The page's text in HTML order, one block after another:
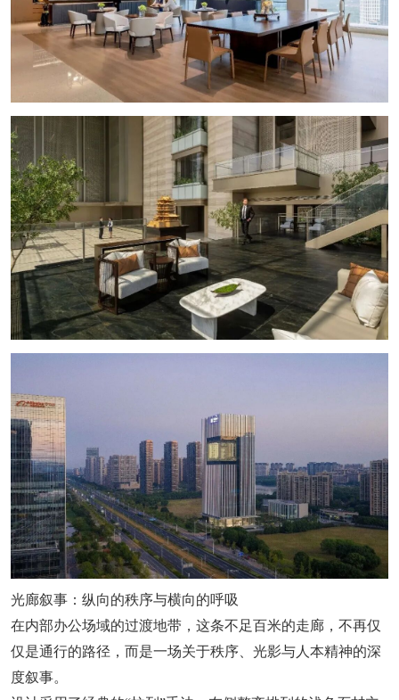
光廊叙事：纵向的秩序与横向的呼吸
在内部办公场域的过渡地带，这条不足百米的走廊，不再仅
仅是通行的路径，而是一场关于秩序、光影与人本精神的深
度叙事。